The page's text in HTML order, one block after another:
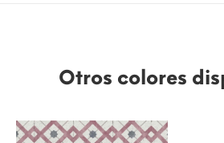
Otros colores